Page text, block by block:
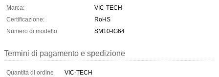
Marca:
VIC-TECH
Certificazione:
RoHS
Numero di modello:
SM10-IG64
Termini di pagamento e spedizione
Quantità di ordine
VIC-TECH